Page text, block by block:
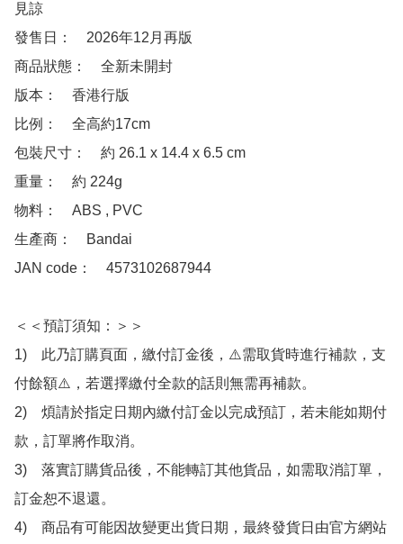
見諒
發售日：　2026年12月再版
商品狀態：　全新未開封
版本：　香港行版
比例：　全高約17cm
包裝尺寸：　約 26.1 x 14.4 x 6.5 cm
重量：　約 224g
物料：　ABS , PVC
生產商：　Bandai
JAN code：　4573102687944
＜＜預訂須知：＞＞
1)　此乃訂購頁面，繳付訂金後，⚠️需取貨時進行補款，支
付餘額⚠️，若選擇繳付全款的話則無需再補款。
2)　煩請於指定日期內繳付訂金以完成預訂，若未能如期付
款，訂單將作取消。
3)　落實訂購貨品後，不能轉訂其他貨品，如需取消訂單，
訂金恕不退還。
4)　商品有可能因故變更出貨日期，最終發貨日由官方網站